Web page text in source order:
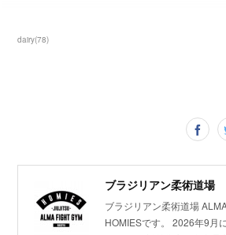
dairy(78)
ブラジリアン柔術道場
HOMIESです。 2026年9月